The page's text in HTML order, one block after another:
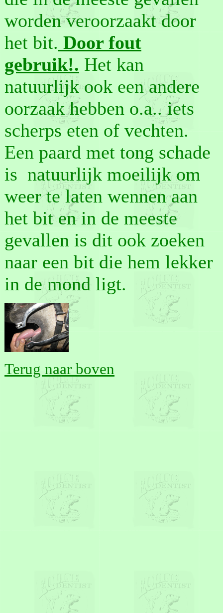
worden veroorzaakt door
het bit. Door fout
gebruik!. Het kan
natuurlijk ook een andere
oorzaak hebben o.a.. iets
scherps eten of vechten.
Een paard met tong schade
is natuurlijk moeilijk om
weer te laten wennen aan
het bit en in de meeste
gevallen is dit ook zoeken
naar een bit die hem lekker
in de mond ligt.
Terug naar boven